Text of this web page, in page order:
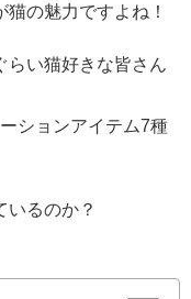
の魅力ですよね！
らい猫好きな皆さん
ションアイテム7種
いるのか？